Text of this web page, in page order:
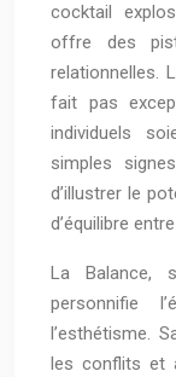
cocktail
offre des
relationnelles.
fait pas
individuels
simples
d’illustrer le
d’équilibre
La Balance,
personnifie
l’esthétisme.
les conflits et